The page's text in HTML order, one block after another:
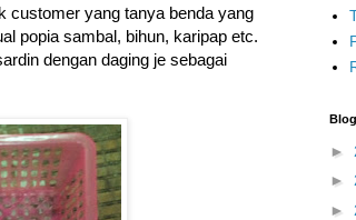
customer yang tanya benda yang
popia sambal, bihun, karipap etc.
dengan daging je sebagai
►
►
►